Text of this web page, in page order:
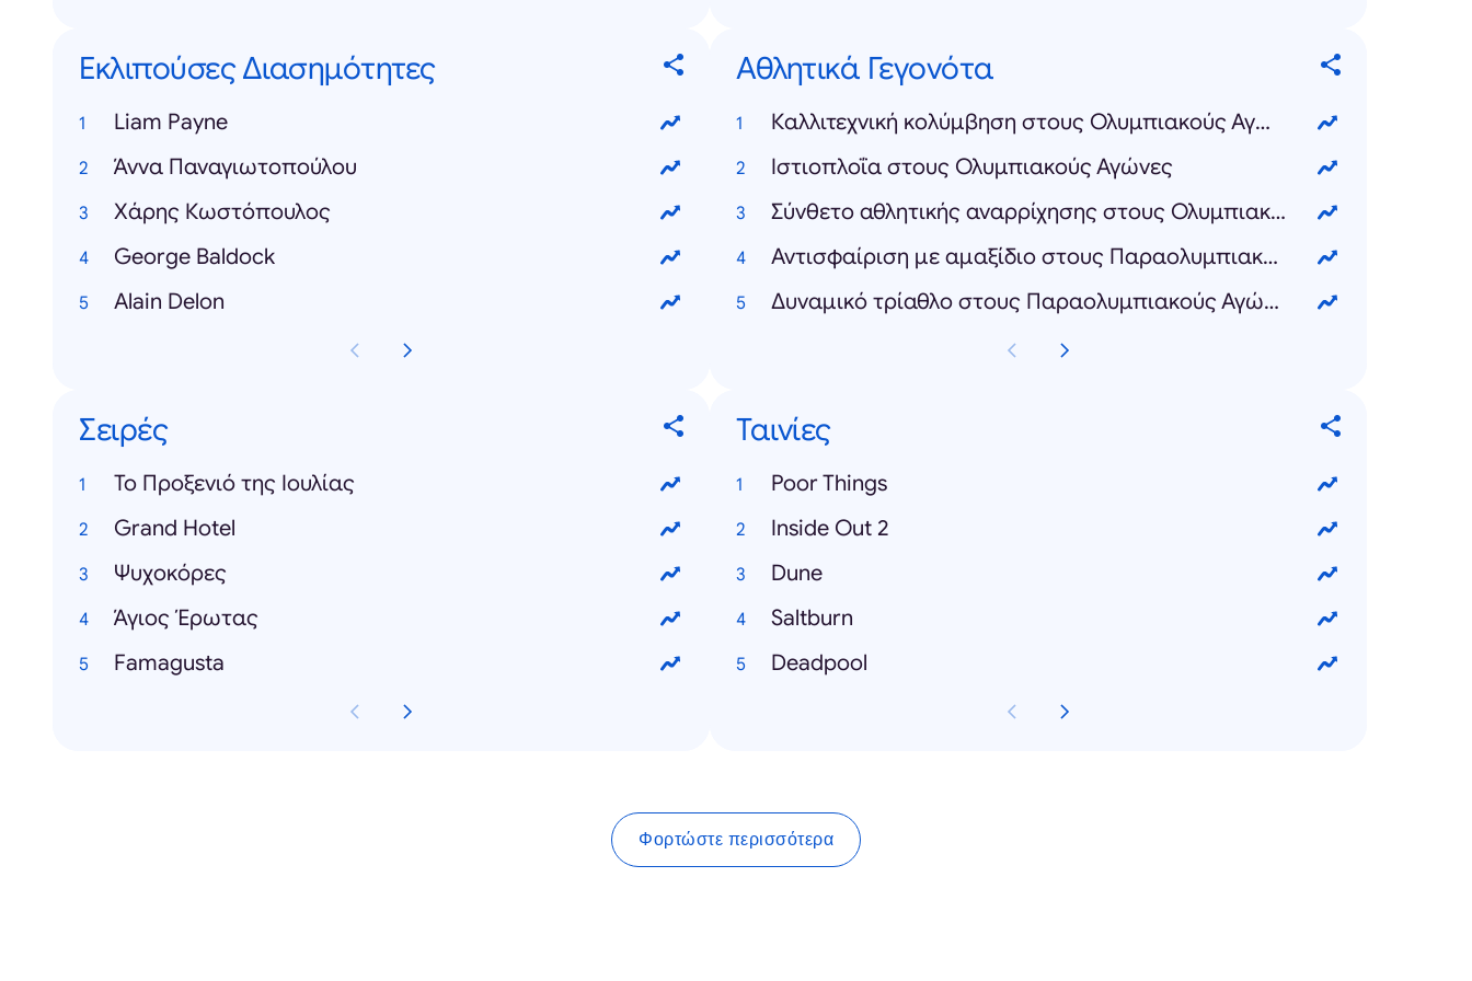
Εκλιπούσες Διασημότητες
Liam Payne
Άννα Παναγιωτοπούλου
Χάρης Κωστόπουλος
George Baldock
Alain Delon
Αθλητικά Γεγονότα
Καλλιτεχνική κολύμβηση στους Ολυμπιακούς Αγώνες
Ιστιοπλοΐα στους Ολυμπιακούς Αγώνες
Σύνθετο αθλητικής αναρρίχησης στους Ολυμπιακούς Αγώνες
Αντισφαίριση με αμαξίδιο στους Παραολυμπιακούς Αγώνες
Δυναμικό τρίαθλο στους Παραολυμπιακούς Αγώνες
Σειρές
Το Προξενιό της Ιουλίας
Grand Hotel
Ψυχοκόρες
Άγιος Έρωτας
Famagusta
Ταινίες
Poor Things
Inside Out 2
Dune
Saltburn
Deadpool
Φορτώστε περισσότερα